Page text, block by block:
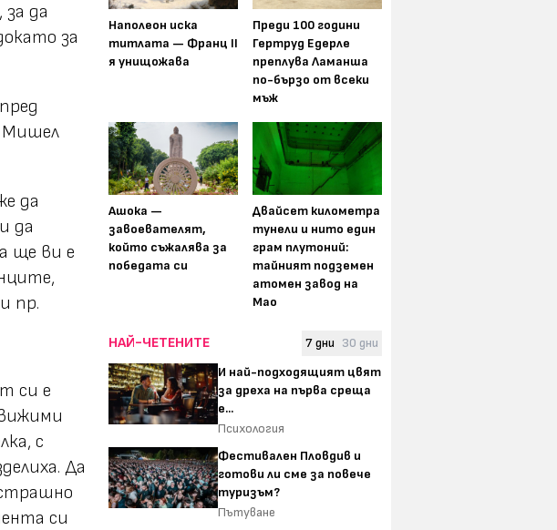
да
за
Мишел
да
да
ще ви е
пр.
си е
с
Да
си
Наполеон иска
титлата — Франц II
я унищожава
Преди 100 години
Гертруд Едерле
преплува Ламанша
по-бързо от всеки
мъж
Ашока —
завоевателят,
който съжалява за
победата си
Двайсет километра
тунели и нито един
грам плутоний:
тайният подземен
атомен завод на
Мао
НАЙ-ЧЕТЕНИТЕ 7 дни 30 дни
И най-подходящият цвят
за дреха на първа среща
е...
Психология
Фестивален Пловдив и
готови ли сме за повече
туризъм?
Пътуване